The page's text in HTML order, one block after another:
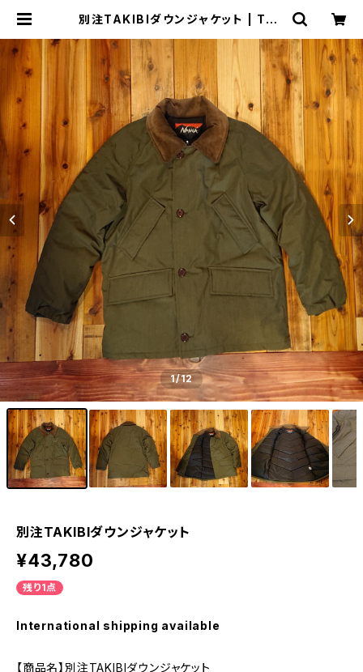
別注TAKIBIダウンジャケット | THE
1/12
別注TAKIBIダウンジャケット
¥43,780
残り1点
International shipping available
【商品名】別注TAKIBIダウンジャケット